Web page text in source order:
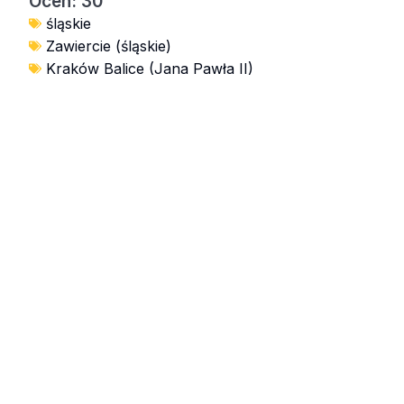
śląskie
Zawiercie (śląskie)
Kraków Balice (Jana Pawła II)